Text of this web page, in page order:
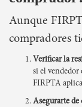
Aunque
compradores
Verificar la
si el vendedor
FIRPTA
Asegurarte de